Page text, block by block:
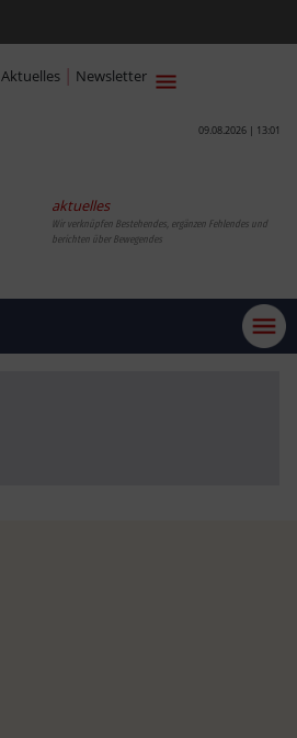
Aktuelles | Newsletter
09.08.2026 | 13:01
aktuelles
Wir verknüpfen Bestehendes, ergänzen Fehlendes und
berichten über Bewegendes